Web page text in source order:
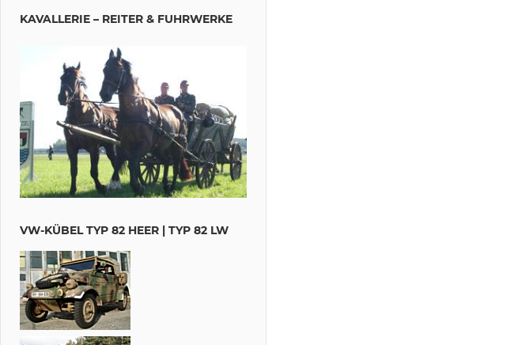
KAVALLERIE – REITER & FUHRWERKE
VW-KÜBEL TYP 82 HEER | TYP 82 LW